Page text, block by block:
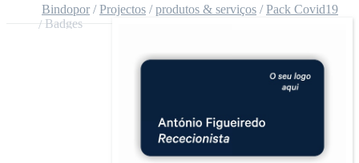
Bindopor Projectos produtos & serviços
Pack Covid19
Badges